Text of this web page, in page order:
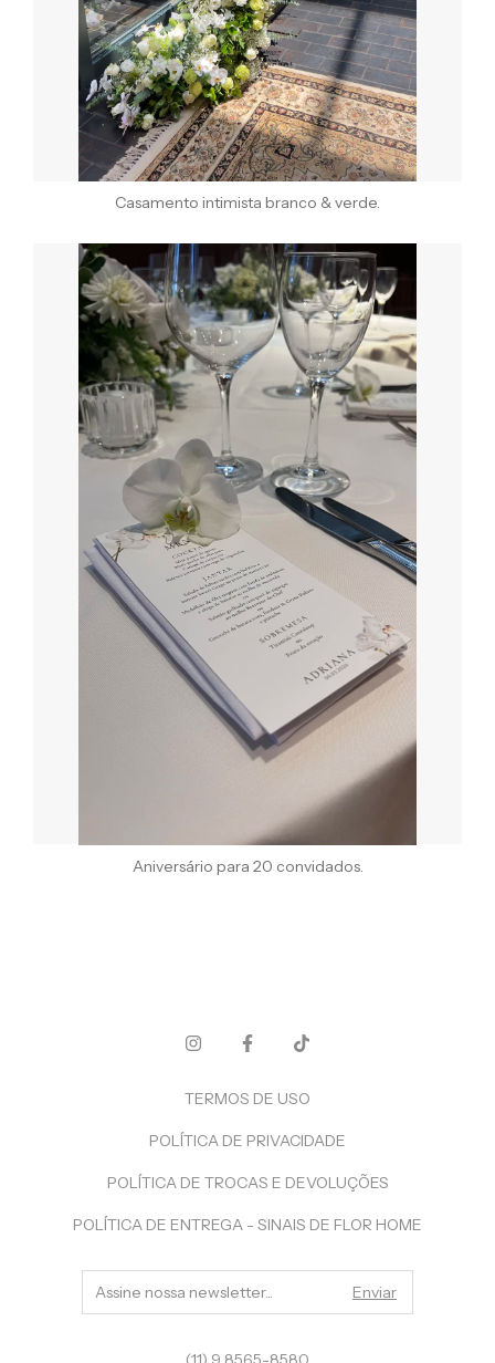
Casamento intimista branco & verde.
Aniversário para 20 convidados.
TERMOS DE USO
POLÍTICA DE PRIVACIDADE
POLÍTICA DE TROCAS E DEVOLUÇÕES
POLÍTICA DE ENTREGA - SINAIS DE FLOR HOME